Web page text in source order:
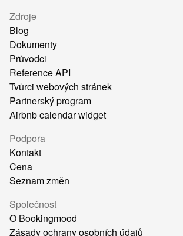
Zdroje
Blog
Dokumenty
Průvodci
Reference API
Tvůrci webových stránek
Partnerský program
Airbnb calendar widget
Podpora
Kontakt
Cena
Seznam změn
Společnost
O Bookingmood
Zásady ochrany osobních údajů